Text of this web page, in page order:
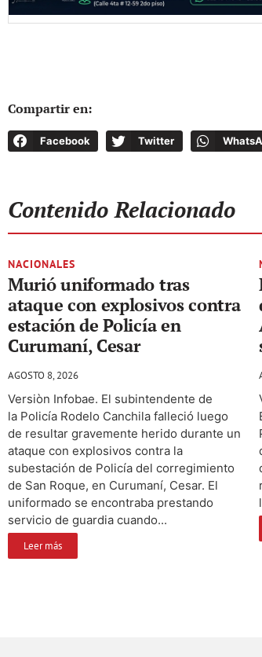
Compartir en:
Facebook Twitter
Contenido Relacionado
NACIONALES
Murió uniformado tras
ataque con explosivos contra
estación de Policía en
Curumaní, Cesar
AGOSTO 8, 2026
Versiòn Infobae. El subintendente de
la Policía Rodelo Canchila falleció luego
de resultar gravemente herido durante un
ataque con explosivos contra la
subestación de Policía del corregimiento
de San Roque, en Curumaní, Cesar. El
uniformado se encontraba prestando
servicio de guardia cuando...
Leer más